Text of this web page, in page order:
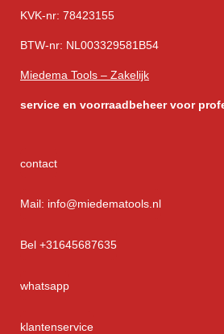
KVK-nr: 78423155
BTW-nr: NL003329581B54
Miedema Tools – Zakelijk
service en voorraadbeheer voor
contact
Mail: info@miedematools.nl
Bel +31645687635
whatsapp
klantenservice